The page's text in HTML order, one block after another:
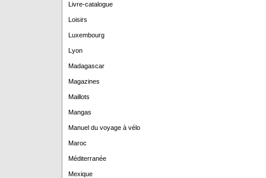
Livre-catalogue
Loisirs
Luxembourg
Lyon
Madagascar
Magazines
Maillots
Mangas
Manuel du voyage à vélo
Maroc
Méditerranée
Mexique